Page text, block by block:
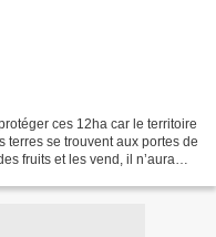
ces 12ha car le territoire
terres se trouvent aux portes de
fruits et les vend, il n’aura